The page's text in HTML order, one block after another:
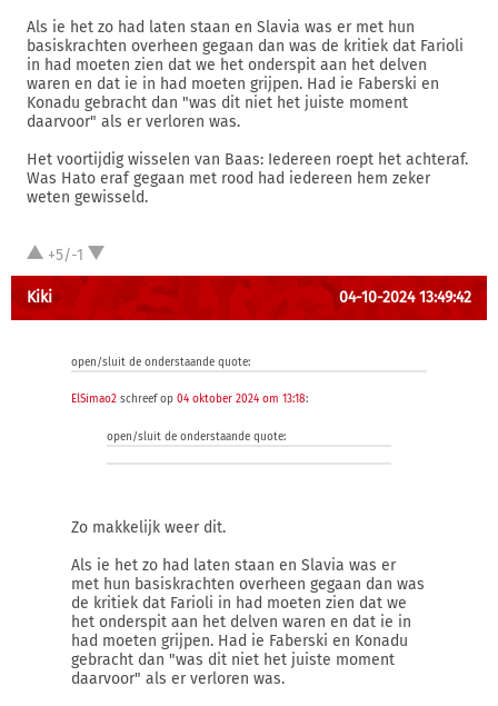
Als ie het zo had laten staan en Slavia was er met hun
basiskrachten overheen gegaan dan was de kritiek dat Farioli
in had moeten zien dat we het onderspit aan het delven
waren en dat ie in had moeten grijpen. Had ie Faberski en
Konadu gebracht dan "was dit niet het juiste moment
daarvoor" als er verloren was.
Het voortijdig wisselen van Baas: Iedereen roept het achteraf.
Was Hato eraf gegaan met rood had iedereen hem zeker
weten gewisseld.
+5/-1
Kiki 04-10-2024 13:49:42
open/sluit de onderstaande quote:
ElSimao2 schreef op 04 oktober 2024 om 13:18:
open/sluit de onderstaande quote:
Zo makkelijk weer dit.
Als ie het zo had laten staan en Slavia was er
met hun basiskrachten overheen gegaan dan was
de kritiek dat Farioli in had moeten zien dat we
het onderspit aan het delven waren en dat ie in
had moeten grijpen. Had ie Faberski en Konadu
gebracht dan "was dit niet het juiste moment
daarvoor" als er verloren was.